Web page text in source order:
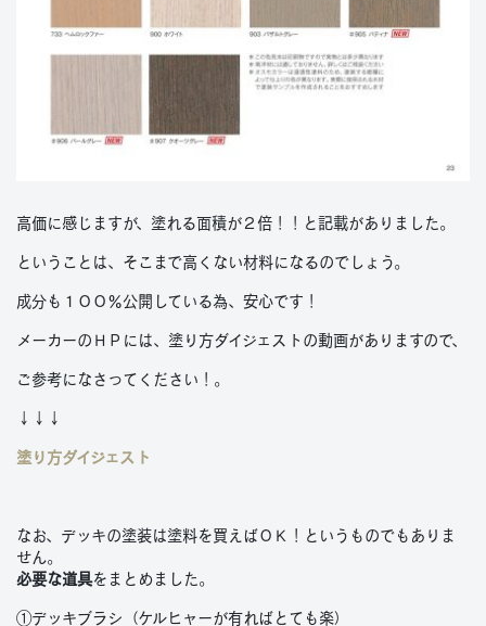
高価に感じますが、塗れる面積が２倍！！と記載がありました。
ということは、そこまで高くない材料になるのでしょう。
成分も１００％公開している為、安心です！
メーカーのＨＰには、塗り方ダイジェストの動画がありますので、
ご参考になさってください！。
↓↓↓
塗り方ダイジェスト
なお、デッキの塗装は塗料を買えばＯＫ！というものでもありま
せん。
必要な道具をまとめました。
①デッキブラシ（ケルヒャーが有ればとても楽）